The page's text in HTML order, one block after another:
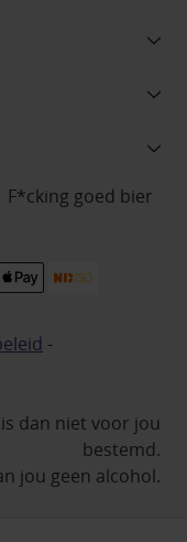
goed bier
-
dan niet voor jou
bestemd.
jou geen alcohol.